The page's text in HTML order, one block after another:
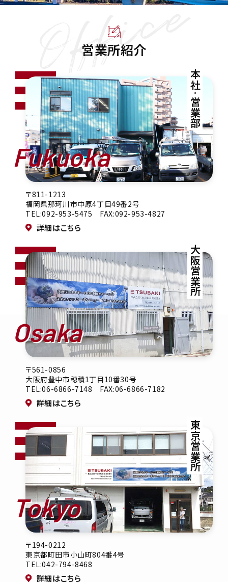
営業所紹介
本社
営業部
Fukuoka
〒811-1213
福岡県那珂川市中原4丁目49番2号
TEL:092-953-5475 FAX:092-953-4827
詳細はこちら
大阪営業所
Osaka
〒561-0856
大阪府豊中市穂積1丁目10番30号
TEL:06-6866-7148 FAX:06-6866-7182
詳細はこちら
東京営業所
Tokyo
〒194-0212
東京都町田市小山町804番4号
TEL:042-794-8468
詳細はこちら